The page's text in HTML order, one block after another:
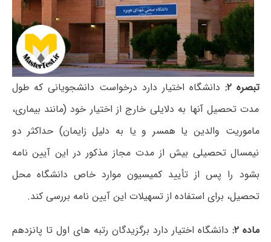
تبصره ۲:
دانشگاه اختیار دارد درخواست دانشجویانی که طول
مدت تحصیل آن­ها به دلایلی خارج از اختیار خود (مانند بیماری،
ماموریت والدین یا همسر و یا به دلیل زایمان) حداکثر دو
نیمسال تحصیلی بیش از مدت مجاز مذکور در این آیین نامه
بشود را پس از تأیید کمیسیون موارد خاص دانشگاه محل
تحصیل، برای استفاده از تسهیلات این آیین نامه بررسی کند.
ماده ۲:
دانشگاه اختیار دارد برگزیدگان رتبه­ های اول تا پانزدهم